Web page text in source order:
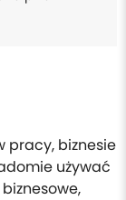
pracy, biznesie
używać